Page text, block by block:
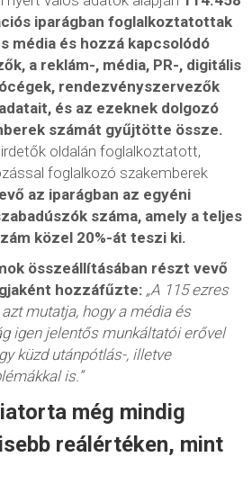
iparágban foglalkoztatottak
média és hozzá kapcsolódó
a reklám-, média, PR-, digitális
rendezvényszervezők
és az ezeknek dolgozó
számát gyűjtötte össze.
oldalán foglalkoztatott,
foglalkozó szakemberek
az iparágban az egyéni
száma, amely a teljes
közel 20%-át teszi ki.
összeállításában részt vevő
hozzáfűzte: „A 115 ezres
mutatja, hogy a média és
igen jelentős munkáltatói erővel
küzd utánpótlás-, illetve
is.”
még mindig
reálértéken, mint